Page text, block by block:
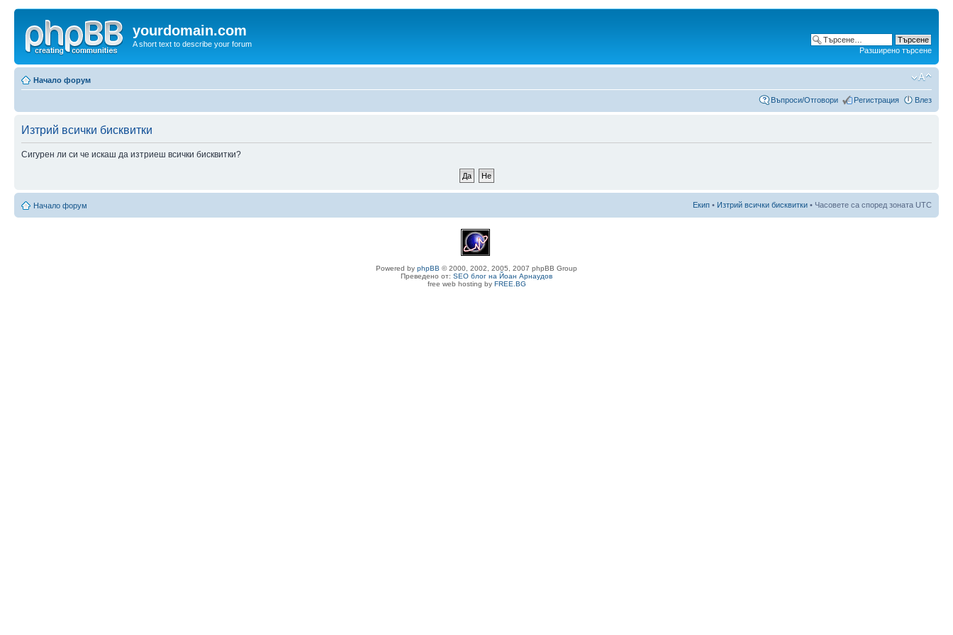
yourdomain.com
A short text to describe your forum
Разширено търсене
Начало форум
Въпроси/Отговори Регистрация Влез
Изтрий всички бисквитки
Сигурен ли си че искаш да изтриеш всички бисквитки?
Начало форум Екип • Изтрий всички бисквитки • Часовете са според зоната UTC
Powered by phpBB © 2000, 2002, 2005, 2007 phpBB Group
Преведено от: SEO блог на Йоан Арнаудов
free web hosting by FREE.BG